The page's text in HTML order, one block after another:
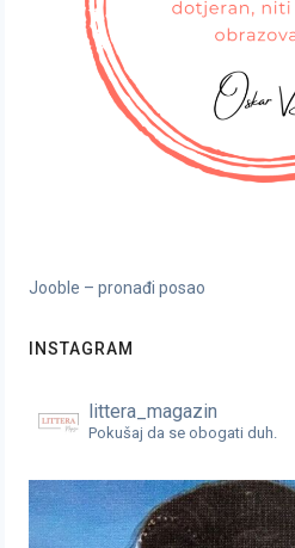
Jooble – pronađi posao
INSTAGRAM
littera_magazin
Pokušaj da se obogati duh.